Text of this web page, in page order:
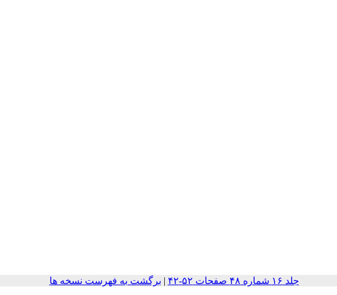
جلد ۱۶ شماره ۴۸ صفحات ۵۲-۴۲ | برگشت به فهرست نسخه ها